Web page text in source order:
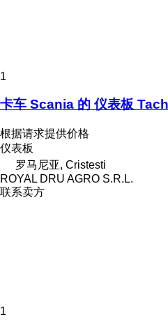
1
卡车 Scania 的 仪表板
根据请求提供价格
仪表板
罗马尼亚, Cristesti
ROYAL DRU AGRO S.R.L.
联系卖方
1